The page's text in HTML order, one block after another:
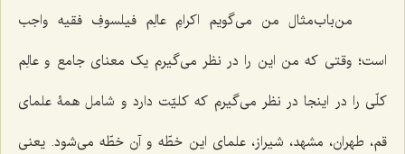
من‌باب‌مثال من می‌گویم اکرامِ عالِم فیلسوفِ فقیه واجب
است؛ وقتی که من این را در نظر می‌گیرم یک معنای جامع و عالِم
کلّی را در اینجا در نظر می‌گیرم که کلیّت دارد و شامل همۀ علمای
قم، طهران، مشهد، شیراز، علمای این خطّه و آن خطّه می‌شود. یعنی